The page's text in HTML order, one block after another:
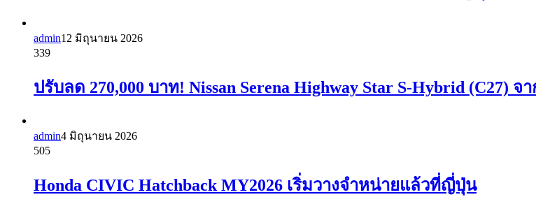
admin12 มิถุนายน 2026
339
ปรับลด 270,000 บาท! Nissan Serena Highway Star S-Hybrid (C27) จ
admin4 มิถุนายน 2026
505
Honda CIVIC Hatchback MY2026 เริ่มวางจำหน่ายแล้วที่ญี่ปุ่น